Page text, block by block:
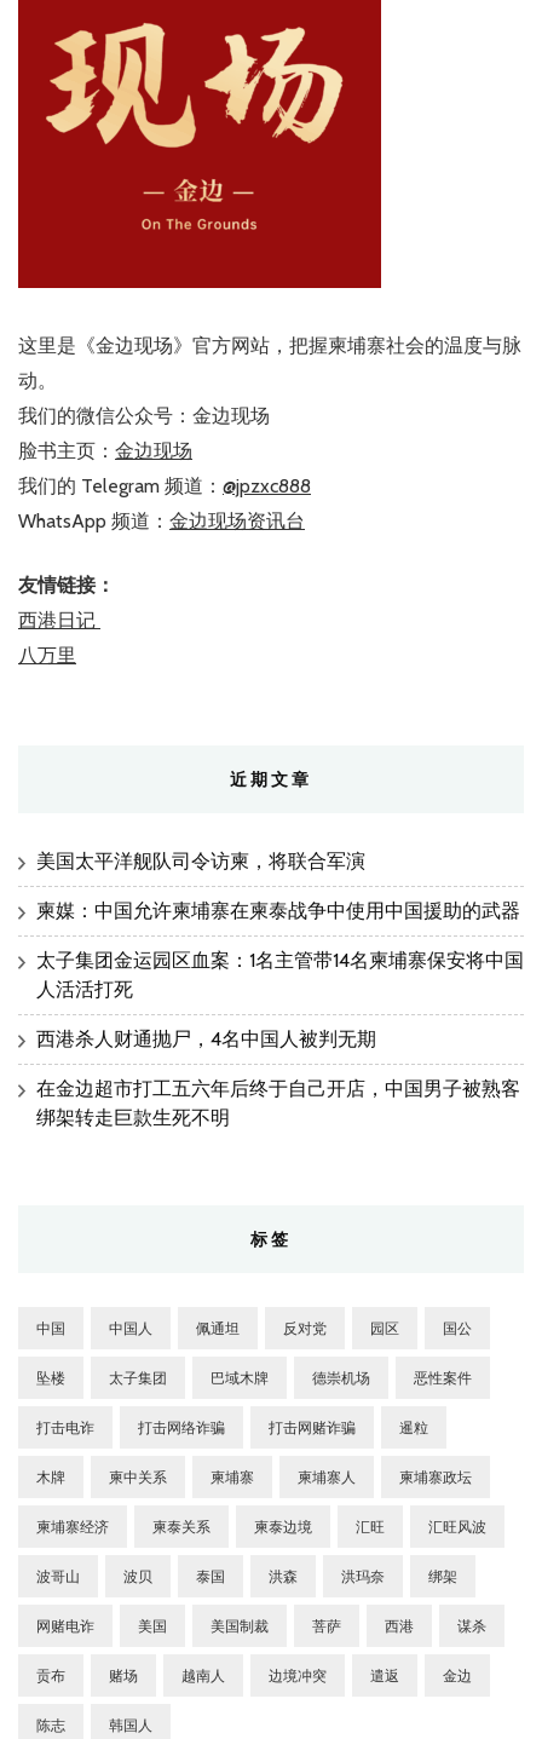
这里是《金边现场》官方网站，把握柬埔寨社会的温度与脉
动。
我们的微信公众号：金边现场
脸书主页： 金边现场
我们的 Telegram 频道： @jpzxc888
WhatsApp 频道： 金边现场资讯台
友情链接：
西港日记
八万里
近期文章
美国太平洋舰队司令访柬，将联合军演
柬媒：中国允许柬埔寨在柬泰战争中使用中国援助的武器
太子集团金运园区血案：1名主管带14名柬埔寨保安将中国
人活活打死
西港杀人财通抛尸，4名中国人被判无期
在金边超市打工五六年后终于自己开店，中国男子被熟客
绑架转走巨款生死不明
标签
中国 中国人 佩通坦 反对党 园区 国公
坠楼 太子集团 巴域木牌 德崇机场 恶性案件
打击电诈 打击网络诈骗 打击网赌诈骗 暹粒
木牌 柬中关系 柬埔寨 柬埔寨人 柬埔寨政坛
柬埔寨经济 柬泰关系 柬泰边境 汇旺 汇旺风波
波哥山 波贝 泰国 洪森 洪玛奈 绑架
网赌电诈 美国 美国制裁 菩萨 西港 谋杀
贡布 赌场 越南人 边境冲突 遣返 金边
陈志 韩国人